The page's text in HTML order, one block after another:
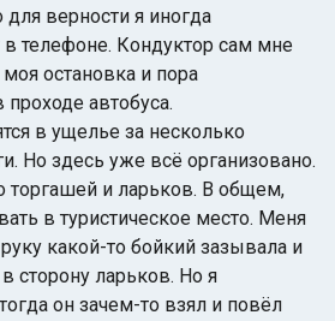
верности я иногда
в телефоне. Кондуктор сам мне
остановка и пора
проходе автобуса.
в ущелье за несколько
Но здесь уже всё организовано.
торгашей и ларьков. В общем,
в туристическое место. Меня
какой-то бойкий зазывала и
сторону ларьков. Но я
он зачем-то взял и повёл